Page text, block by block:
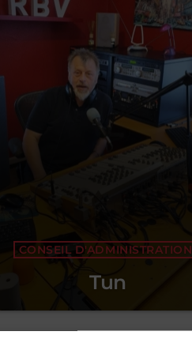
CONSEIL D'ADMINISTRATION
Tun